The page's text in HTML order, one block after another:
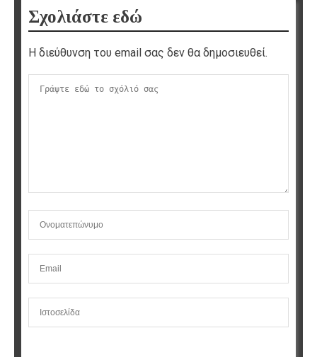
Σχολιάστε εδώ
Η διεύθυνση του email σας δεν θα δημοσιευθεί.